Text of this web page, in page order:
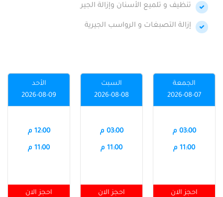
تنظيف و تلميع الأسنان وإزالة الجير
إزالة التصبغات و الرواسب الجيرية
الجمعة
2026-08-07
03:00 م
11:00 م
احجز الان
السبت
2026-08-08
03:00 م
11:00 م
احجز الان
الأحد
2026-08-09
12:00 م
11:00 م
احجز الان